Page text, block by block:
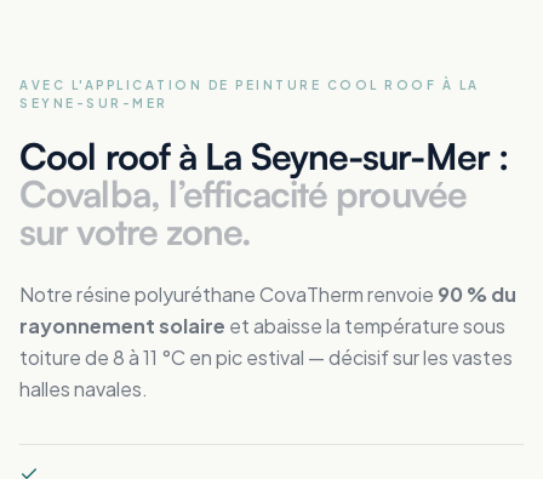
AVEC L'APPLICATION DE PEINTURE COOL ROOF À LA
SEYNE-SUR-MER
Cool roof à La Seyne-sur-Mer :
Covalba, l’efficacité prouvée
sur votre zone.
Notre résine polyuréthane CovaTherm renvoie 90 % du
rayonnement solaire et abaisse la température sous
toiture de 8 à 11 °C en pic estival — décisif sur les vastes
halles navales.